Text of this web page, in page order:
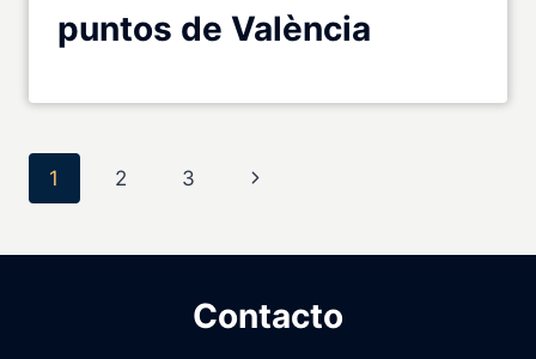
puntos de València
Navegación
1 2 3
Siguiente
Contacto